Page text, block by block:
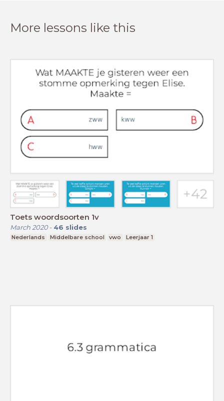
More lessons like this
Toets woordsoorten 1v
March 2020- 46 slides
Nederlands Middelbare school vwo Leerjaar 1